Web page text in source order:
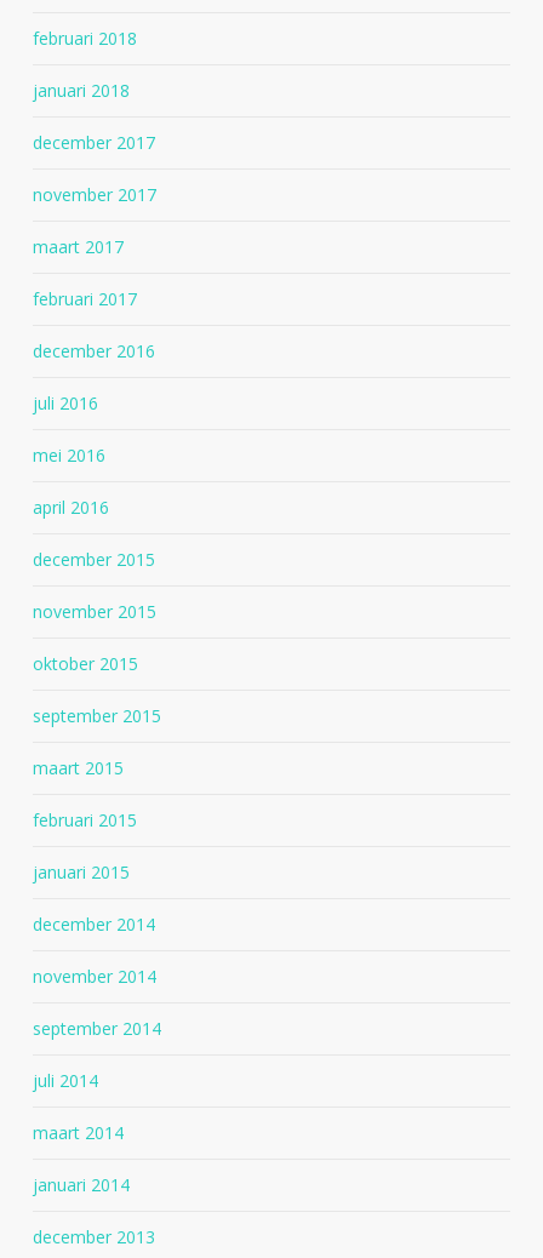
februari 2018
januari 2018
december 2017
november 2017
maart 2017
februari 2017
december 2016
juli 2016
mei 2016
april 2016
december 2015
november 2015
oktober 2015
september 2015
maart 2015
februari 2015
januari 2015
december 2014
november 2014
september 2014
juli 2014
maart 2014
januari 2014
december 2013